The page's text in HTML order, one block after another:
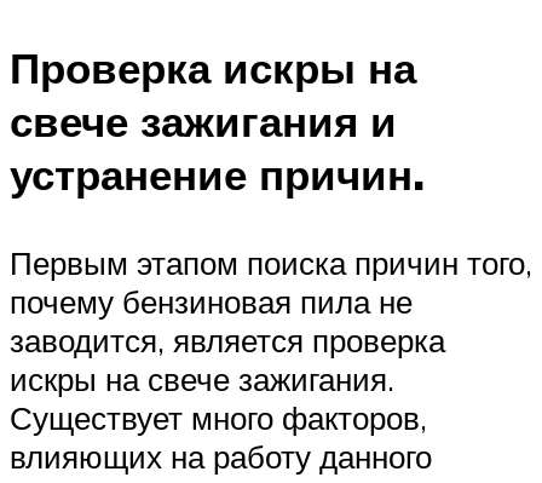
Проверка искры на
свече зажигания и
устранение причин.
Первым этапом поиска причин того,
почему бензиновая пила не
заводится, является проверка
искры на свече зажигания.
Существует много факторов,
влияющих на работу данного